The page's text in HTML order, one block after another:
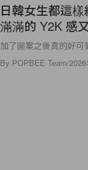
日韓女生都這
滿滿的 Y2K 感
加了圖案之後真的好可
By POPBEE Team/